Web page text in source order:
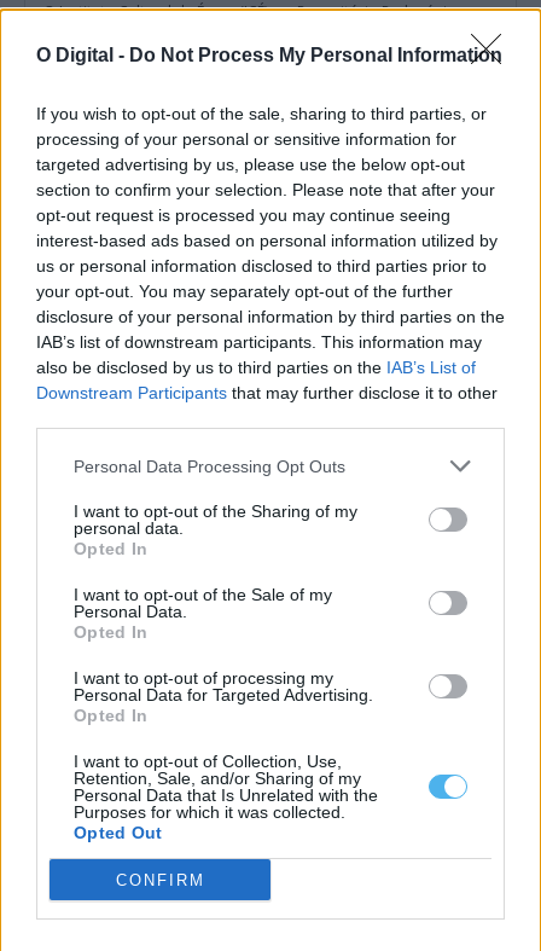
O Digital - Do Not Process My Personal Information
If you wish to opt-out of the sale, sharing to third parties, or
processing of your personal or sensitive information for
targeted advertising by us, please use the below opt-out
section to confirm your selection. Please note that after your
opt-out request is processed you may continue seeing
interest-based ads based on personal information utilized by
us or personal information disclosed to third parties prior to
your opt-out. You may separately opt-out of the further
disclosure of your personal information by third parties on the
IAB’s list of downstream participants. This information may
also be disclosed by us to third parties on the IAB’s List of
Downstream Participants that may further disclose it to other
Personal Data Processing Opt Outs
I want to opt-out of the Sharing of my
personal data.
Opted In
I want to opt-out of the Sale of my
Personal Data.
Opted In
I want to opt-out of processing my
Personal Data for Targeted Advertising.
Opted In
I want to opt-out of Collection, Use,
Retention, Sale, and/or Sharing of my
Personal Data that Is Unrelated with the
Purposes for which it was collected.
Opted Out
CONFIRM
O Instituto Cultural de Évora (ICÉ) e o Repositório Pedagógico
6 Agosto, 2026 - 12:15
de agosto
Youth Conference for...
até ao 3.º ciclo
A Câmara Municipal de Monforte aprovou os auxílios económicos